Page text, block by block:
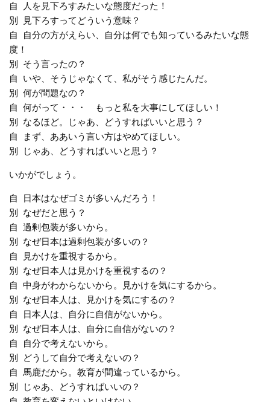
自 人を見下ろすみたいな態度だった！
別 見下ろすってどういう意味？
自 自分の方がえらい、自分は何でも知っているみたいな態
度！
別 そう言ったの？
自 いや、そうじゃなくて、私がそう感じたんだ。
別 何が問題なの？
自 何がって・・・ もっと私を大事にしてほしい！
別 なるほど。じゃあ、どうすればいいと思う？
自 まず、ああいう言い方はやめてほしい。
別 じゃあ、どうすればいいと思う？
いかがでしょう。
自 日本はなぜゴミが多いんだろう！
別 なぜだと思う？
自 過剰包装が多いから。
別 なぜ日本は過剰包装が多いの？
自 見かけを重視するから。
別 なぜ日本人は見かけを重視するの？
自 中身がわからないから。見かけを気にするから。
別 なぜ日本人は、見かけを気にするの？
自 日本人は、自分に自信がないから。
別 なぜ日本人は、自分に自信がないの？
自 自分で考えないから。
別 どうして自分で考えないの？
自 馬鹿だから。教育が間違っているから。
別 じゃあ、どうすればいいの？